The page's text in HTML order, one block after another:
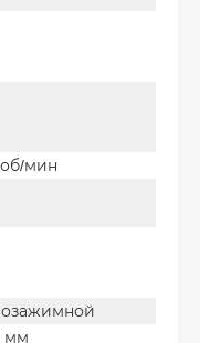
об/мин
мм